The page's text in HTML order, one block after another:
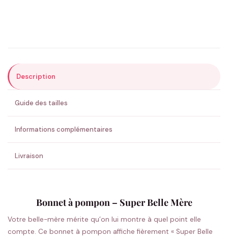
ENVOYER MA DEMANDE ✨
💚 Retour sous 24-48h🇫🇷 Flocage en France✅ Validation avant fabrication
Description
Guide des tailles
Informations complémentaires
Livraison
Bonnet à pompon – Super Belle Mère
Votre belle-mère mérite qu’on lui montre à quel point elle
compte. Ce bonnet à pompon affiche fièrement « Super Belle